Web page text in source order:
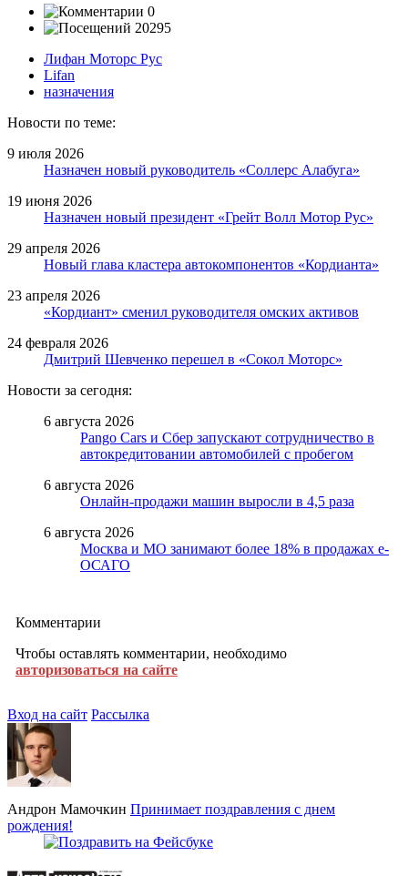
0
20295
Лифан Моторс Рус
Lifan
назначения
Новости по теме:
9 июля 2026
Назначен новый руководитель «Соллерс Алабуга»
19 июня 2026
Назначен новый президент «Грейт Волл Мотор Рус»
29 апреля 2026
Новый глава кластера автокомпонентов «Кордианта»
23 апреля 2026
«Кордиант» сменил руководителя омских активов
24 февраля 2026
Дмитрий Шевченко перешел в «Сокол Моторс»
Новости за сегодня:
6 августа 2026
Pango Cars и Сбер запускают сотрудничество в
автокредитовании автомобилей с пробегом
6 августа 2026
Онлайн-продажи машин выросли в 4,5 раза
6 августа 2026
Москва и МО занимают более 18% в продажах е-
ОСАГО
Комментарии
Чтобы оставлять комментарии, необходимо
авторизоваться на сайте
Вход на сайт Рассылка
Андрон Мамочкин Принимает поздравления с днем
рождения!